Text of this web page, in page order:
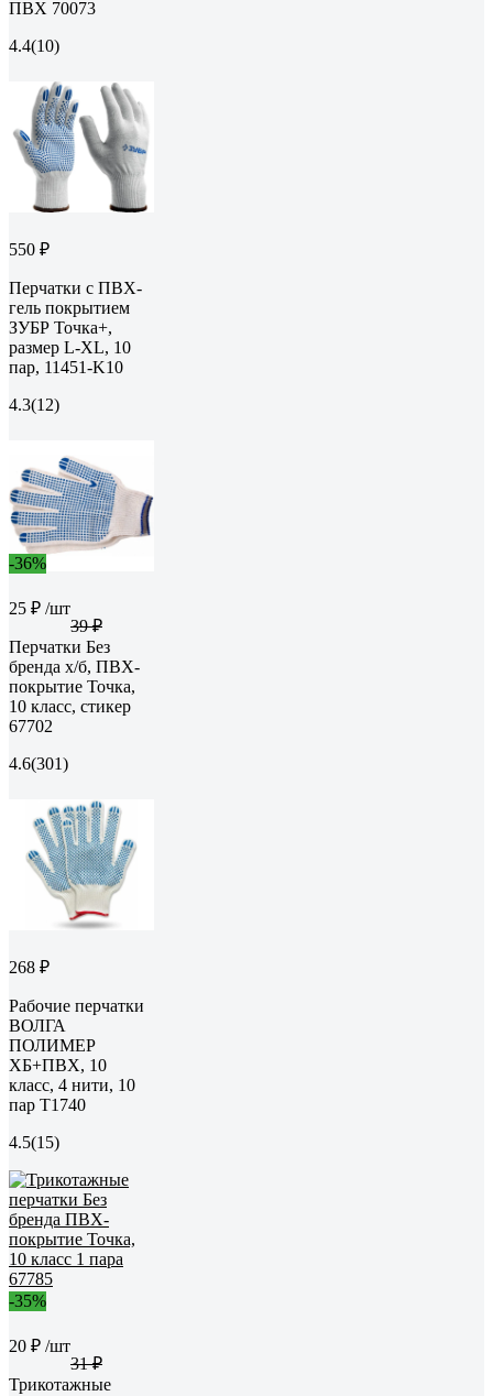
ПВХ 70073
4.4(10)
550 ₽
Перчатки с ПВХ-
гель покрытием
ЗУБР Точка+,
размер L-XL, 10
пар, 11451-K10
4.3(12)
-36%
25 ₽ /шт
39 ₽
Перчатки Без
бренда х/б, ПВХ-
покрытие Точка,
10 класс, стикер
67702
4.6(301)
268 ₽
Рабочие перчатки
ВОЛГА
ПОЛИМЕР
ХБ+ПВХ, 10
класс, 4 нити, 10
пар Т1740
4.5(15)
-35%
20 ₽ /шт
31 ₽
Трикотажные